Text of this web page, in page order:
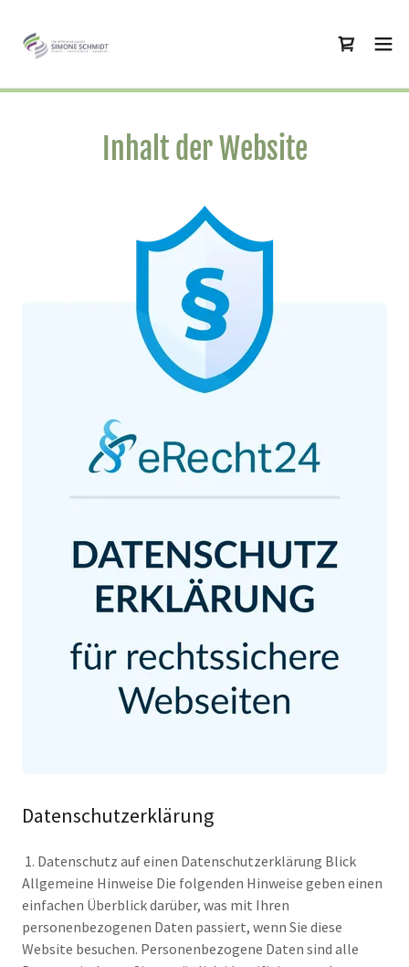
Inhalt der Website
Datenschutzerklärung
1. Datenschutz auf einen Datenschutzerklärung Blick
Allgemeine Hinweise Die folgenden Hinweise geben einen
einfachen Überblick darüber, was mit Ihren
personenbezogenen Daten passiert, wenn Sie diese
Website besuchen. Personenbezogene Daten sind alle